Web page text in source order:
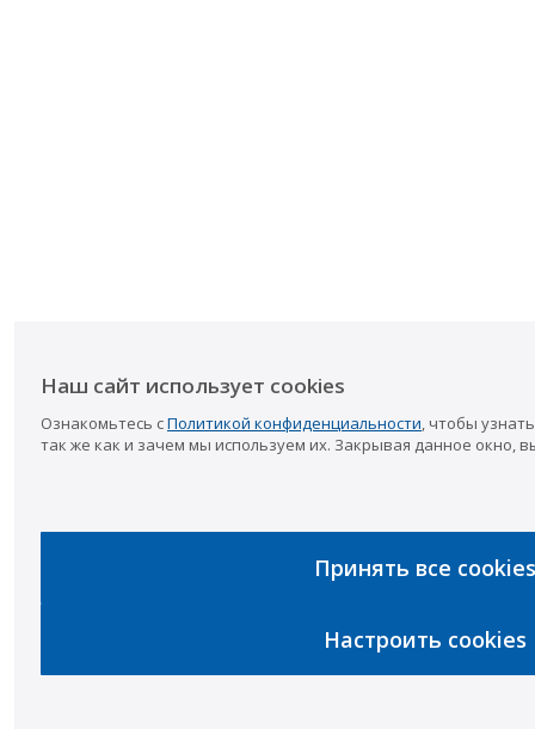
Наш сайт использует cookies
Ознакомьтесь сПолитикой конфиденциальности, чтобы
так же как и зачем мы используем их. Закрывая данное окно,
Принять все cookies
Настроить cookies